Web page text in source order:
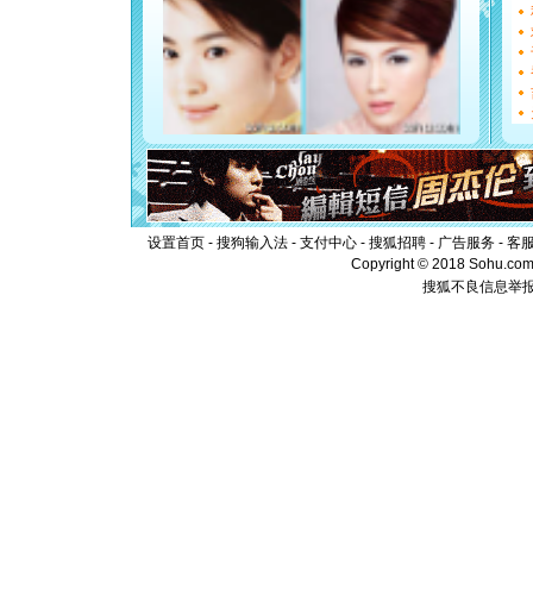
如意,快
[元旦]
看
断电。
你是我
[元旦]
如
起；二
离。水
[元旦]当
泣，这痛
卖了。水
[春节]风
颜！冬去
道一声平
[春节]传
片叶子是
设置首页 - 搜狗输入法 - 支付中心 - 搜狐招聘 - 广告服务 - 客
Copyright © 2018
搜狐不良信息举